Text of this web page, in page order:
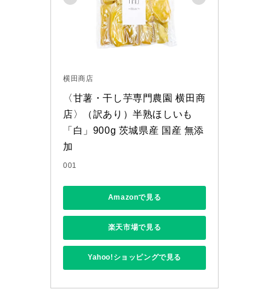
横田商店
〈甘薯・干し芋専門農園 横田商
店〉（訳あり）半熟ほしいも
「白」900g 茨城県産 国産 無添
加
001
Amazonで見る
楽天市場で見る
Yahoo!ショッピングで見る